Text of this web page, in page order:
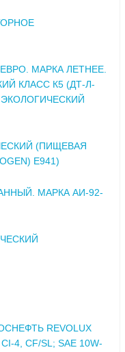
МАРКА ЛЕТНЕЕ.
КЛАСС К5 (ДТ-Л-
(ПИЩЕВАЯ
E941)
МАРКА АИ-92-
REVOLUX
4, CF/SL; SAE 10W-